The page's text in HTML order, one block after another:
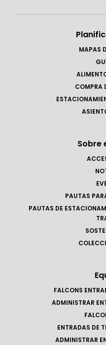
MAPAS
COMPRA
Sobre
PAUTAS
PAUTAS DE
FALCONS
ADMINISTRAR
ENTRADAS DE
ADMINISTRAR